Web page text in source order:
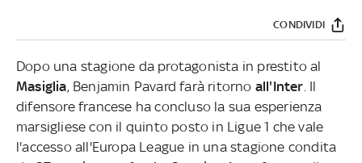
CONDIVIDI
Dopo una stagione da protagonista in prestito al
Masiglia, Benjamin Pavard farà ritorno all'Inter . Il
difensore francese ha concluso la sua esperienza
marsigliese con il quinto posto in Ligue 1 che vale
l'accesso all'Europa League in una stagione condita